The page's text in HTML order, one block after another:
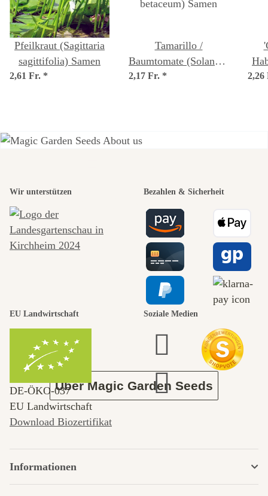
Pfeilkraut (Sagittaria
sagittifolia) Samen
2,61 Fr. *
Tamarillo /
Baumtomate (Solanum
betaceum) Samen
2,17 Fr. *
schönsten
Wege zu uns
selbst führt
durch den
Garten
Über Magic Garden Seeds
Wir unterstützen Bezahlen & Sicherheit
EU Landwirtschaft
DE‑ÖKO‑037
EU Landwirtschaft
Download Biozertifikat
Soziale Medien
Informationen